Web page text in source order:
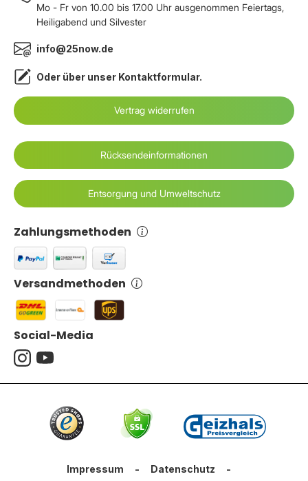
Mo - Fr von 10.00 bis 17.00 Uhr ausgenommen Feiertags,
Heiligabend und Silvester
info@25now.de
Oder über unser Kontaktformular.
Vertrag widerrufen
Zahlungsmethoden
Versandmethoden
Rücksendeinformationen
Entsorgung und Umweltschutz
Social-Media
Impressum - Datenschutz -